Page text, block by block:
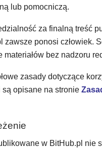
lub pomocniczą.
za finalną treść
zawsze ponosi człowiek.
materiałów bez nadzoru
zasady dotyczące
są opisane na stronie
w BitHub.pl nie